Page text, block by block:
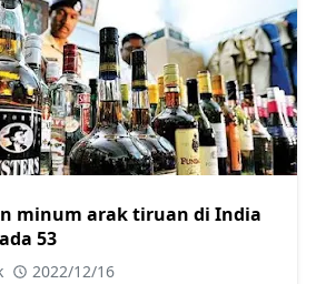
minum arak tiruan di India
53
2022/12/16